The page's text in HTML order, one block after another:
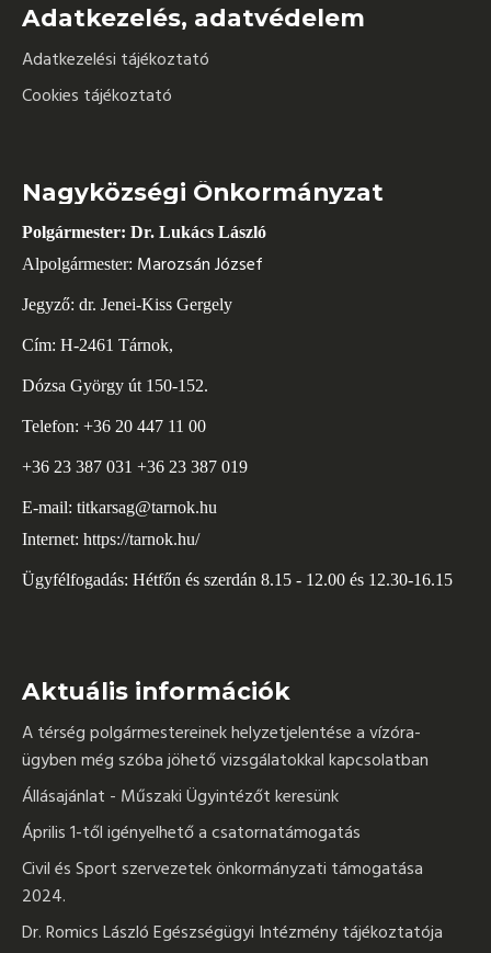
Adatkezelés, adatvédelem
Adatkezelési tájékoztató
Cookies tájékoztató
Nagyközségi Önkormányzat
Polgármester: Dr. Lukács László
Alpolgármester: Marozsán József
Jegyző: dr. Jenei-Kiss Gergely
Cím: H-2461 Tárnok,
Dózsa György út 150-152.
Telefon: +36 20 447 11 00
+36 23 387 031 +36 23 387 019
E-mail: titkarsag@tarnok.hu
Internet: https://tarnok.hu/
Ügyfélfogadás: Hétfőn és szerdán 8.15 - 12.00 és 12.30-16.15
Aktuális információk
A térség polgármestereinek helyzetjelentése a vízóra-
ügyben még szóba jöhető vizsgálatokkal kapcsolatban
Állásajánlat - Műszaki Ügyintézőt keresünk
Április 1-től igényelhető a csatornatámogatás
Civil és Sport szervezetek önkormányzati támogatása
2024.
Dr. Romics László Egészségügyi Intézmény tájékoztatója